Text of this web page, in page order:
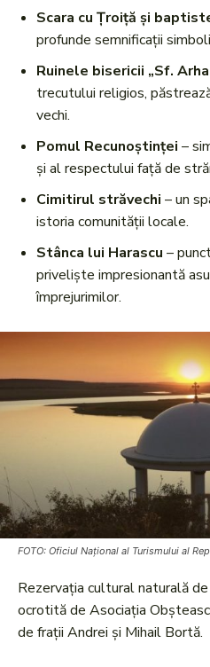
Scara cu Țroiță și
profunde semnificații
Ruinele bisericii „Sf.
trecutului religios,
vechi.
Pomul Recunoștinței –
și al respectului față de
Cimitirul străvechi – un
istoria comunității locale.
Stânca lui Harascu –
priveliște impresionantă
împrejurimilor.
FOTO: Oficiul Național al Turismului al
Rezervația cultural naturală
ocrotită de Asociația
de frații Andrei și Mihail Bortă.